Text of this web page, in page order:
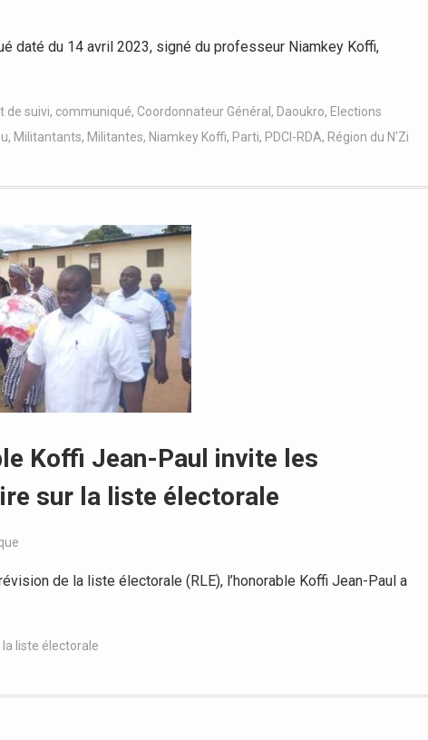
daté du 14 avril 2023, signé du professeur Niamkey Koffi,
de suivi, communiqué, Coordonnateur Général , Daoukro, Elections
, Militantants, Militantes, Niamkey Koffi, Parti, PDCI-RDA, Région du N'Zi
Koffi Jean-Paul invite les
sur la liste électorale
de la liste électorale (RLE), l’honorable Koffi Jean-Paul a
la liste électorale